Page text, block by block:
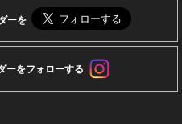
ーを
ーをフォローする